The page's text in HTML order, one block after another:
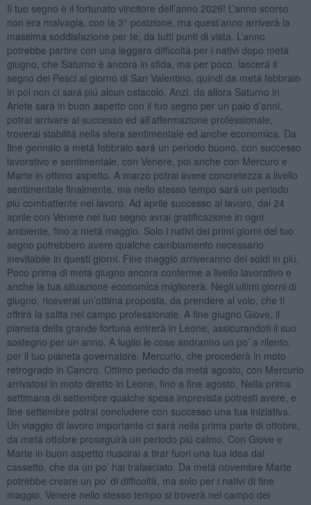
Il tuo segno è il fortunato vincitore dell’anno 2026! L’anno scorso
non era malvagia, con la 3° posizione, ma quest’anno arriverà la
massima soddisfazione per te, da tutti punti di vista. L’anno
potrebbe partire con una leggera difficoltà per i nativi dopo metà
giugno, che Saturno è ancora in sfida, ma per poco, lascerá il
segno dei Pesci al giorno di San Valentino, quindi da metá febbraio
in poi non ci sará piú alcun ostacolo. Anzi, da allora Saturno in
Ariete sará in buon aspetto con il tuo segno per un paio d’anni,
potrai arrivare al successo ed all’affermazione professionale,
troverai stabilitá nella sfera sentimentale ed anche economica. Da
fine gennaio a metá febbraio sará un periodo buono, con successo
lavorativo e sentimentale, con Venere, poi anche con Mercuro e
Marte in ottimo aspetto. A marzo potrai avere concretezza a livello
sentimentale finalmente, ma nello stesso tempo sará un periodo
piú combattente nel lavoro. Ad aprile successo al lavoro, dal 24
aprile con Venere nel tuo segno avrai gratificazione in ogni
ambiente, fino a metá maggio. Solo i nativi dei primi giorni del tuo
segno potrebbero avere qualche cambiamento necessario
inevitabile in questi giorni. Fine maggio arriveranno dei soldi in piú.
Poco prima di metá giugno ancora conferme a livello lavorativo e
anche la tua situazione economica migliorerà. Negli ultimi giorni di
giugno, riceverai un’ottima proposta, da prendere al volo, che ti
offrirà la salita nel campo professionale. A fine giugno Giove, il
pianeta della grande fortuna entrerà in Leone, assicurandoti il suo
sostegno per un anno. A luglio le cose andranno un po’ a rilento,
per il tuo pianeta governatore, Mercurio, che procederà in moto
retrogrado in Cancro. Ottimo periodo da metá agosto, con Mercurio
arrivatosi in moto diretto in Leone, fino a fine agosto. Nella prima
settimana di settembre qualche spesa imprevista potresti avere, e
fine settembre potrai concludere con successo una tua iniziativa.
Un viaggio di lavoro importante ci sará nella prima parte di ottobre,
da metá ottobre proseguirà un periodo piú calmo. Con Giove e
Marte in buon aspetto riuscirai a tirar fuori una tua idea dal
cassetto, che da un po’ hai tralasciato. Da metá novembre Marte
potrebbe creare un po’ di difficoltà, ma solo per i nativi di fine
maggio. Venere nello stesso tempo si troverà nel campo dei